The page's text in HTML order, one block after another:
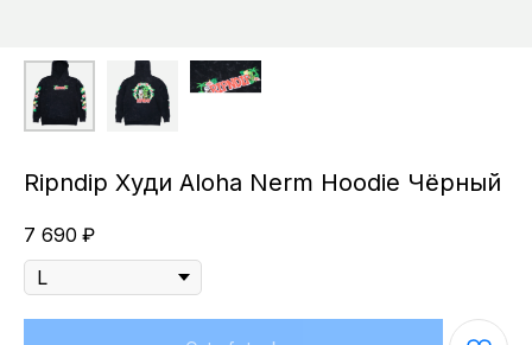
Ripndip Худи Aloha Nerm Hoodie Чёрный
7 690 ₽